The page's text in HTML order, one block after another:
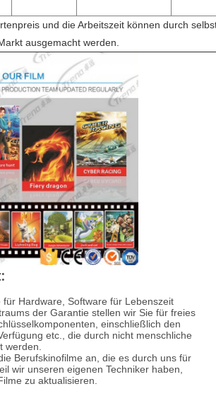
und die Arbeitszeit können durch
ausgemacht werden.
für Hardware, Software für Lebenszeit
der Garantie stellen wir Sie für freies
einschließlich den
etc., die durch nicht menschliche
werden.
Berufskinofilme an, die es durch uns für
wir unseren eigenen Techniker haben,
zu aktualisieren.